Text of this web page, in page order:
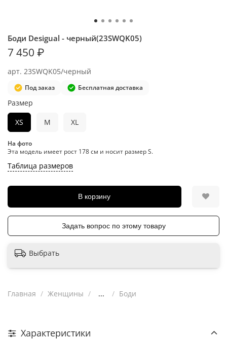
арт. 23SWQK05/черный
Боди Desigual - черный(23SWQK05)
Под заказ Бесплатная доставка
7 450 ₽
Таблица размеров
В корзину
Размер
XS
M XL
На фото
Эта модель имеет рост 178 см и носит размер S.
Задать вопрос по этому товару
Выбрать
Главная Женщины ... Боди
Характеристики